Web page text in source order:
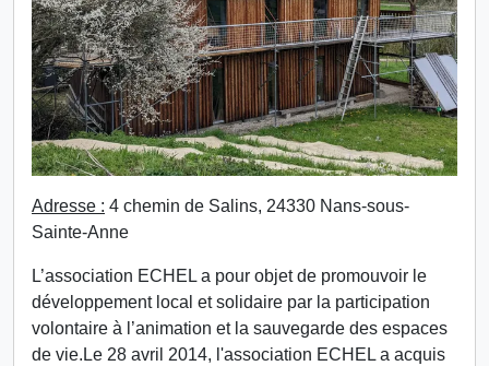
Adresse : 4 chemin de Salins, 24330 Nans-sous-
Sainte-Anne
L’association ECHEL a pour objet de promouvoir le
développement local et solidaire par la participation
volontaire à l’animation et la sauvegarde des espaces
de vie.Le 28 avril 2014, l'association ECHEL a acquis